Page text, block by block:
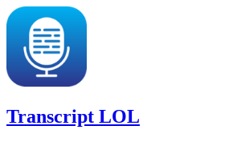
Transcript LOL